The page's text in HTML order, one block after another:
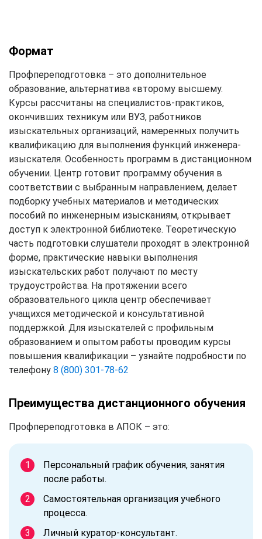
Формат
Профпереподготовка – это дополнительное
образование, альтернатива «второму высшему.
Курсы рассчитаны на специалистов-практиков,
окончивших техникум или ВУЗ, работников
изыскательных организаций, намеренных получить
квалификацию для выполнения функций инженера-
изыскателя. Особенность программ в дистанционном
обучении. Центр готовит программу обучения в
соответствии с выбранным направлением, делает
подборку учебных материалов и методических
пособий по инженерным изысканиям, открывает
доступ к электронной библиотеке. Теоретическую
часть подготовки слушатели проходят в электронной
форме, практические навыки выполнения
изыскательских работ получают по месту
трудоустройства. На протяжении всего
образовательного цикла центр обеспечивает
учащихся методической и консультативной
поддержкой. Для изыскателей с профильным
образованием и опытом работы проводим курсы
повышения квалификации – узнайте подробности по
телефону 8 (800) 301-78-62
Преимущества дистанционного обучения
Профпереподготовка в АПОК – это:
Персональный график обучения, занятия
после работы.
Самостоятельная организация учебного
процесса.
Личный куратор-консультант.